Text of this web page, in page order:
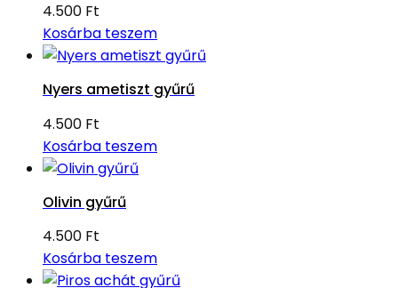
4.500 Ft
Kosárba teszem
Nyers ametiszt gyűrű
4.500 Ft
Kosárba teszem
Olivin gyűrű
4.500 Ft
Kosárba teszem